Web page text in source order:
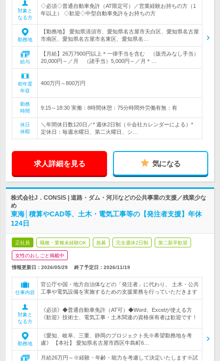
対象と
なる方
◇必須◇普通自動車免許（AT限定可）／営業経験お持ちの方（1
年以上） ◇歓迎◇中型自動車免許をお持ちの方
勤務地
【勤務地】 愛知県清須市、愛知県名古屋市天白区、愛知県名古屋
市南区、愛知県名古屋市名東区、愛知県名…
給与
【月給】26万7900円以上＊一律手当を含む （販売みなし手当）
20,000円～／月 （諸手当）5,000円～／月＊…
初年度
年収
400万円～800万円
勤務
時間
9:15～18:30 実働：8時間休憩：75分時間外労働有無：有
休日
休暇
＼年間休日数120日／* 週休2日制（※会社カレンダーによる）*
定休日：毎週水曜日、第二火曜日、シ…
求人詳細を見る 気になる
株式会社J．CONSIS | 道路・ダム・河川などの公共事業の支援／残業少な
め
東海│積算やCAD等、土木・電気工事等の【発注者支援】年休
124日
正社員 職種・業種未経験OK 急募 完全週休2日制 第二新卒歓迎
女性のおしごと掲載中
情報更新日：2026/05/29 終了予定日： 2026/11/19
仕事内容
官公庁や国・地方自治体などの「発注者」に代わり、 土木・公共
工事や電気設備を実施するための支援業務を行っていただきます
対象と
なる方
《必須》◆普通自動車免許（AT可）◆Word、Excelが使える方
《歓迎》技術士、電気工事・土木関連の資格保有者は歓迎です！
勤務地
《愛知、岐阜、三重、静岡のプロジェクト先※希望勤務地を考
慮》 【本社】 愛知県名古屋市西区牛島町6…
月給26万円～※経験・年齢・能力を考慮して決定いたします※試